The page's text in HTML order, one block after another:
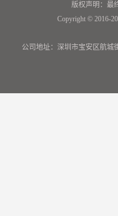
版权声明：最
Copyright © 2016-
公司地址：深圳市宝安区航城